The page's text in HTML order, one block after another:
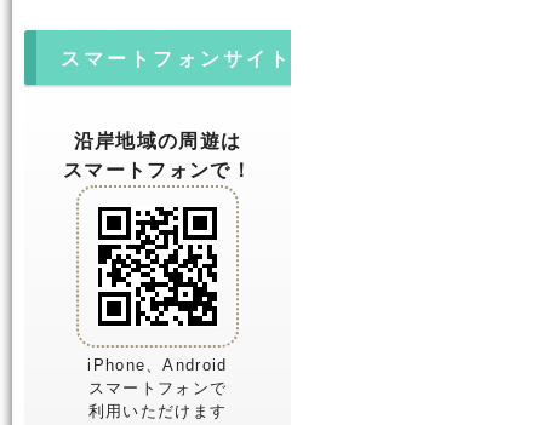
スマートフォンサイト
沿岸地域の周遊は
スマートフォンで！
iPhone、Android
スマートフォンで
利用いただけます